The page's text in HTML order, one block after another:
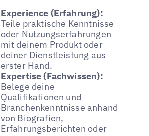
Experience (Erfahrung):
Teile praktische Kenntnisse
oder Nutzungserfahrungen
mit deinem Produkt oder
deiner Dienstleistung aus
erster Hand.
Expertise (Fachwissen):
Belege deine
Qualifikationen und
Branchenkenntnisse anhand
von Biografien,
Erfahrungsberichten oder